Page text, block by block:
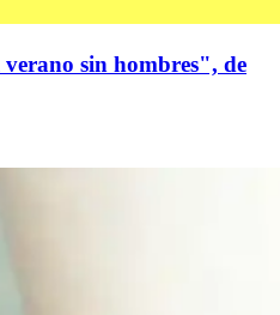
sin hombres", de